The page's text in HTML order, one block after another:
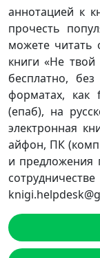
аннотацией к
прочесть
можете читать
книги «Не
бесплатно,
форматах,
(епаб), на
электронная
айфон, ПК
и предложения